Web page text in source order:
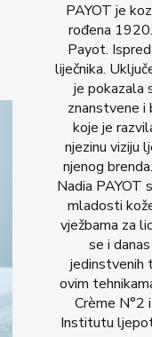
PAYOT je
rođena
Payot.
liječnika.
je pokazala
znanstvene i
koje je
njezinu viziju
njenog
Nadia PAYOT
mladosti
vježbama za
se i
jedinstvenih
ovim
Crème N°2
Institutu